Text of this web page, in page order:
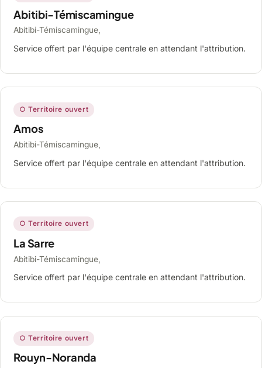
Abitibi-Témiscamingue
Abitibi-Témiscamingue,
Service offert par l'équipe centrale en attendant l'attribution.
○ Territoire ouvert
Amos
Abitibi-Témiscamingue,
Service offert par l'équipe centrale en attendant l'attribution.
○ Territoire ouvert
La Sarre
Abitibi-Témiscamingue,
Service offert par l'équipe centrale en attendant l'attribution.
○ Territoire ouvert
Rouyn-Noranda